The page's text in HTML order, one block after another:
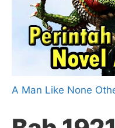
A Man Like None